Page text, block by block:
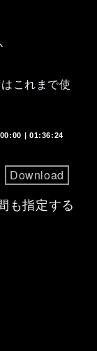
これまで使
| 01:36:24
Download
も指定する